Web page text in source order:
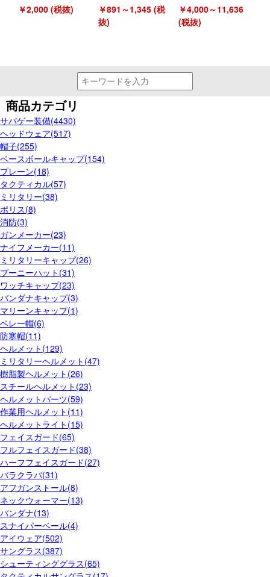
￥2,000 (税抜)
￥891～1,345 (税
抜)
￥4,000～11,636
(税抜)
商品カテゴリ
サバゲー装備(4430)
ヘッドウェア(517)
帽子(255)
ベースボールキャップ(154)
プレーン(18)
タクティカル(57)
ミリタリー(38)
ポリス(8)
消防(3)
ガンメーカー(23)
ナイフメーカー(11)
ミリタリーキャップ(26)
ブーニーハット(31)
ワッチキャップ(23)
バンダナキャップ(3)
マリーンキャップ(1)
ベレー帽(6)
防寒帽(11)
ヘルメット(129)
ミリタリーヘルメット(47)
樹脂製ヘルメット(26)
スチールヘルメット(23)
ヘルメットパーツ(59)
作業用ヘルメット(11)
ヘルメットライト(15)
フェイスガード(65)
フルフェイスガード(38)
ハーフフェイスガード(27)
バラクラバ(31)
アフガンストール(8)
ネックウォーマー(13)
バンダナ(13)
スナイパーベール(4)
アイウェア(502)
サングラス(387)
シューティンググラス(65)